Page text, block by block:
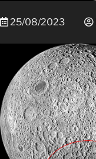
25/08/2023